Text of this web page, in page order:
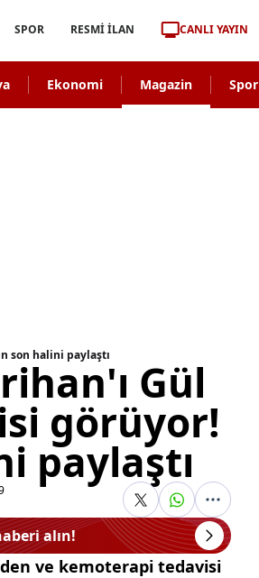
SPOR RESMİ İLAN CANLI YAYIN
Ekonomi Magazin Spor
son halini paylaştı
Gül
görüyor!
paylaştı
alın!
ve kemoterapi tedavisi